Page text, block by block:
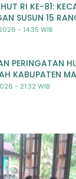
RI KE-81:
SUSUN 15
MERIAH
- 14:35 WIB
PERINGATAN
KABUPATEN
- 21:32 WIB